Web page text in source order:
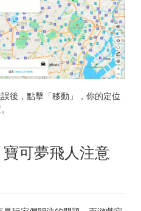
後，點擊「移動」，你的定位
可夢飛人注意